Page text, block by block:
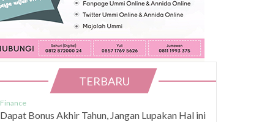
TERBARU
Finance
Dapat Bonus Akhir Tahun, Jangan Lupakan Hal ini